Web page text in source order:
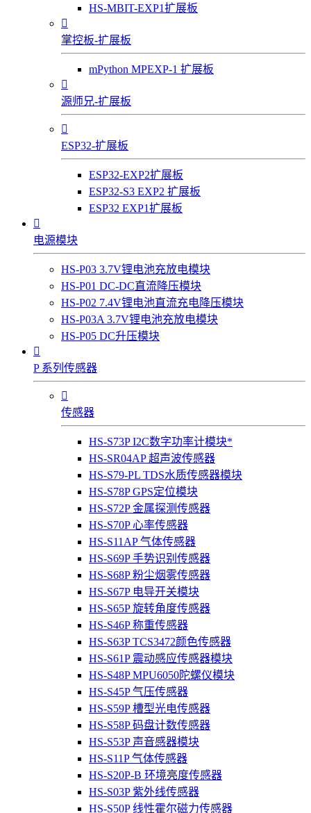
HS-MBIT-EXP1扩展板

掌控板-扩展板
mPython MPEXP-1 扩展板

源师兄-扩展板

ESP32-扩展板
ESP32-EXP2扩展板
ESP32-S3 EXP2 扩展板
ESP32 EXP1扩展板

电源模块
HS-P03 3.7V锂电池充放电模块
HS-P01 DC-DC直流降压模块
HS-P02 7.4V锂电池直流充电降压模块
HS-P03A 3.7V锂电池充放电模块
HS-P05 DC升压模块

P 系列传感器

传感器
HS-S73P I2C数字功率计模块*
HS-SR04AP 超声波传感器
HS-S79-PL TDS水质传感器模块
HS-S78P GPS定位模块
HS-S72P 金属探测传感器
HS-S70P 心率传感器
HS-S11AP 气体传感器
HS-S69P 手势识别传感器
HS-S68P 粉尘烟雾传感器
HS-S67P 电导开关模块
HS-S65P 旋转角度传感器
HS-S46P 称重传感器
HS-S63P TCS3472颜色传感器
HS-S61P 震动感应传感器模块
HS-S48P MPU6050陀螺仪模块
HS-S45P 气压传感器
HS-S59P 槽型光电传感器
HS-S58P 码盘计数传感器
HS-S53P 声音感器模块
HS-S11P 气体传感器
HS-S20P-B 环境亮度传感器
HS-S03P 紫外线传感器
HS-S50P 线性霍尔磁力传感器